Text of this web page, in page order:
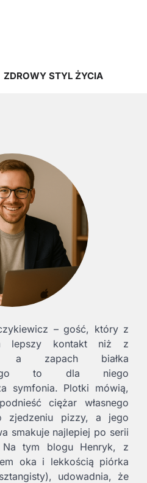
ZDROWY STYL ŻYCIA
– gość, który z
lepszy kontakt niż z
a zapach białka
to dla niego
symfonia. Plotki mówią,
ciężar własnego
zjedzeniu pizzy, a jego
smakuje najlepiej po serii
Na tym blogu Henryk, z
oka i lekkością piórka
udowadnia, że